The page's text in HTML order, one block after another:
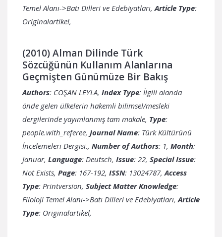
Temel Alanı->Batı Dilleri ve Edebiyatları, Article Type:
Originalartikel,
(2010) Alman Dilinde Türk
Sözcüğünün Kullanım Alanlarına
Geçmişten Günümüze Bir Bakış
Authors: COŞAN LEYLA, Index Type: İlgili alanda
önde gelen ülkelerin hakemli bilimsel/mesleki
dergilerinde yayımlanmış tam makale, Type:
people.with_referee, Journal Name: Türk Kültürünü
İncelemeleri Dergisi., Number of Authors: 1, Month:
Januar, Language: Deutsch, Issue: 22, Special Issue:
Not Exists, Page: 167-192, ISSN: 13024787, Access
Type: Printversion, Subject Matter Knowledge:
Filoloji Temel Alanı->Batı Dilleri ve Edebiyatları, Article
Type: Originalartikel,